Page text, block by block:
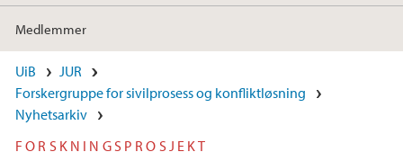
Medlemmer
UiB
JUR
Forskergruppe for sivilprosess og konfliktløsning
Nyhetsarkiv
FORSKNINGSPROSJEKT